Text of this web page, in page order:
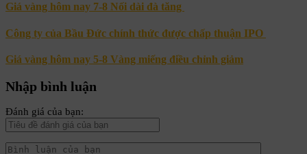
Giá vàng hôm nay 7-8 Nối dài đà tăng
Công ty của Bầu Đức chính thức được chấp thuận IPO
Giá vàng hôm nay 5-8 Vàng miếng điều chỉnh giảm
Nhập bình luận
Đánh giá của bạn: